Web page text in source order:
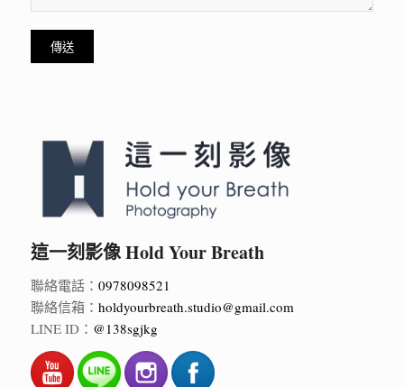
這一刻影像 Hold Your Breath
聯絡電話： 0978098521
聯絡信箱： holdyourbreath.studio@gmail.com
LINE ID： @138sgjkg